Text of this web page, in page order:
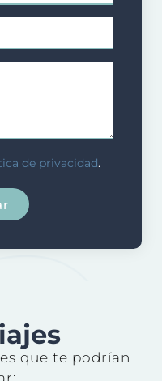
de privacidad.
que te podrían